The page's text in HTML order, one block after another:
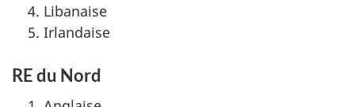
Libanaise
Irlandaise
RE du Nord